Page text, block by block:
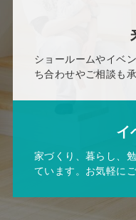
ショールームやイベ
ち合わせやご相談も承
イ
家づくり、暮らし、
ています。お気軽に